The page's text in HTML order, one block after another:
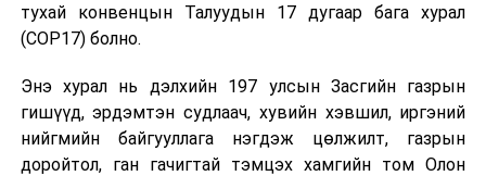
тухай конвенцын Талуудын 17 дугаар бага хурал
(COP17) болно.
Энэ хурал нь дэлхийн 197 улсын Засгийн газрын
гишүүд, эрдэмтэн судлаач, хувийн хэвшил, иргэний
нийгмийн байгууллага нэгдэж цөлжилт, газрын
доройтол, ган гачигтай тэмцэх хамгийн том Олон